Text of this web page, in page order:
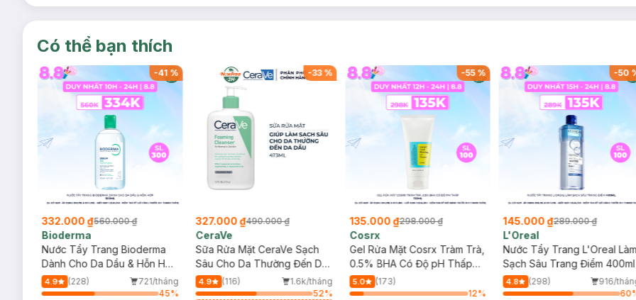
Có thể bạn thích
-41 %
332.000 ₫560.000 ₫
Bioderma
Nước Tẩy Trang Bioderma
Dành Cho Da Dầu & Hỗn Hợp
500ml
4.9 (228)
721/tháng
45%
-33%
327.000 ₫490.000 ₫
CeraVe
Sữa Rửa Mặt CeraVe Sạch
Sâu Cho Da Thường Đến Da
Dầu 473ml
4.9 (116)
1.6k/tháng
52%
-55%
135.000 ₫298.000 ₫
Cosrx
Gel Rửa Mặt Cosrx Tràm Trà,
0.5% BHA Có Độ pH Thấp
150ml
5.0
(173)
12%
-50
145.000 ₫289.000 ₫
L'Oreal
Nước Tẩy Trang L'Oreal Làm
Sạch Sâu Trang Điểm 400ml
4.8 (298)
916/
60